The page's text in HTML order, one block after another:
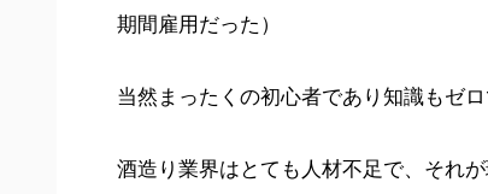
期間雇用だった）
当然まったくの初心者であり知識もゼ
酒造り業界はとても人材不足で、それ